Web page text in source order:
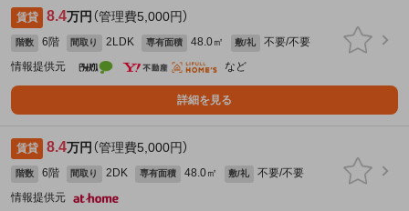
賃貸 8.4万円 （管理費5,000円）
階数 6階 間取り 2LDK 専有面積 48.0㎡ 敷/礼
不要/不要
情報提供元
など
詳細を見る
賃貸 8.4万円 （管理費5,000円）
階数 6階 間取り 2DK 専有面積 48.0㎡ 敷/礼
不要/不要
情報提供元